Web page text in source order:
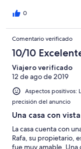
0
Comentario verificado
10/10
Viajero verificado
12 de ago de 2019
Aspectos positivos:
precisión del anuncio
Una casa con
La casa cuenta con
Rafa, su propietario,
fue muy amable.